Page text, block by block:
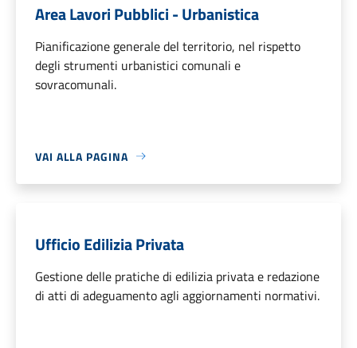
Area Lavori Pubblici - Urbanistica
Pianificazione generale del territorio, nel rispetto
degli strumenti urbanistici comunali e
sovracomunali.
VAI ALLA PAGINA
Ufficio Edilizia Privata
Gestione delle pratiche di edilizia privata e redazione
di atti di adeguamento agli aggiornamenti normativi.